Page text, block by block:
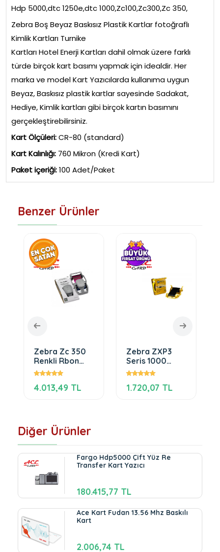
Hdp 5000,dtc 1250e,dtc 1000,Zc100,Zc300,Zc 350,
Zebra Boş Beyaz Baskısız Plastik Kartlar fotoğraflı
Kimlik Kartları Turnike
Kartları Hotel Enerji Kartları dahil olmak üzere farklı
türde birçok kart basımı yapmak için idealdir. Her
marka ve model Kart Yazıcılarda kullanıma uygun
Beyaz, Baskısız plastik kartlar sayesinde Sadakat,
Hediye, Kimlik kartları gibi birçok kartın basımını
gerçekleştirebilirsiniz.
Kart Ölçüleri:CR-80 (standard)
Kart Kalınlığı: 760 Mikron (Kredi Kart)
Paket içeriği:100 Adet/Paket
Benzer Ürünler
Zebra Zc 350
Renkli Rbon
200 Kart Basar
4.013,49 TL
Zebra ZXP3
Seris 1000
baskı Siyah
Ribon
1.720,07 TL
Diğer Ürünler
Fargo Hdp5000 Çift Yüz Re
Transfer Kart Yazıcı
180.415,77 TL
Ace Kart Fudan 13.56 Mhz Baskılı
Kart
2.006,74 TL